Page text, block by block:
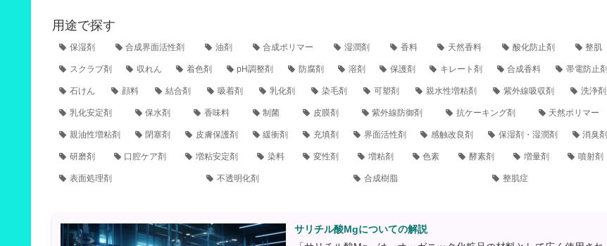
用途で探す
保湿剤 合成界面活性剤 油剤 合成ポリマー 湿潤剤 香料 天然香料 酸化防止剤 整肌
スクラブ剤 収れん 着色剤 pH調整剤 防腐剤 溶剤 保護剤 キレート剤 合成香料 帯電防止剤
石けん 顔料 結合剤 吸着剤 乳化剤 染毛剤 可塑剤 親水性増粘剤 紫外線吸収剤 洗浄剤
乳化安定剤 保水剤 香味料 制菌 皮膜剤 紫外線防御剤 抗ケーキング剤 天然ポリマー
親油性増粘剤 閉塞剤 皮膚保護剤 緩衝剤 充填剤 界面活性剤 感触改良剤 保湿剤・湿潤剤 消臭剤
研磨剤 口腔ケア剤 増粘安定剤 染料 変性剤 増粘剤 色素 酵素剤 増量剤 噴射剤
表面処理剤 不透明化剤 合成樹脂 整肌症
サリチル酸Mgについての解説